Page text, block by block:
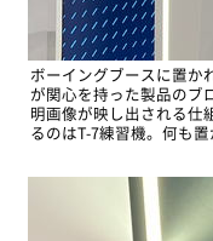
ボーイングブースに置か
が関心を持った製品のブ
明画像が映し出される仕
るのはT-7練習機。何も